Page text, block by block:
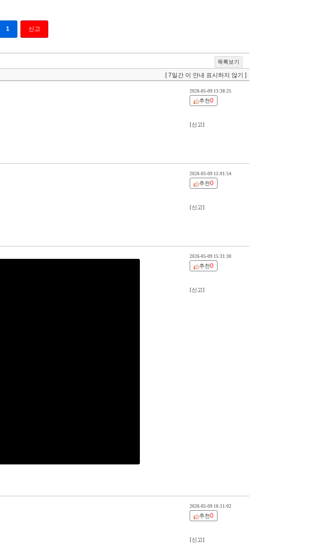
1 신고
목록보기
[ 7일간 이 안내 표시하지 않기 ]
2026-05-09 13:38:25
추천0
[신고]
2026-05-09 15:01:54
추천0
[신고]
2026-05-09 15:31:30
추천0
[신고]
2026-05-09 16:11:02
추천0
[신고]